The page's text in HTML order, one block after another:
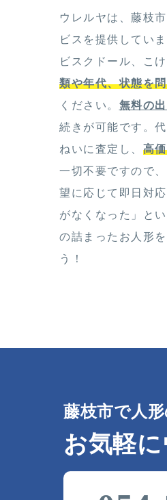
ウレルヤは、藤枝
ビスを提供してい
ビスクドール、こ
類や年代、状態を
ください。 無料の
続きが可能です。
ねいに査定し、 高
一切不要ですので
望に応じて即日対
がなくなった」と
の詰まったお人形
う！
藤枝市で人
お気軽